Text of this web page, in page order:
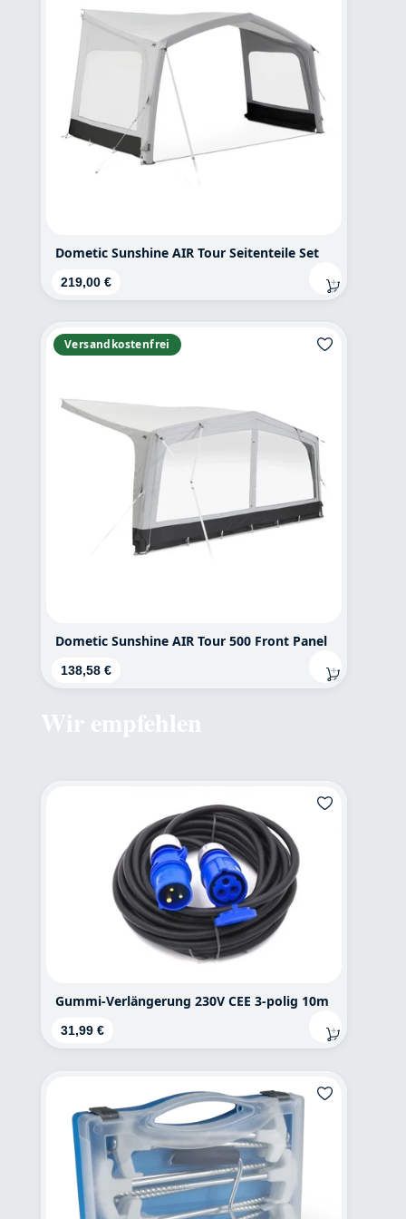
Dometic Sunshine AIR Tour Seitenteile Set
Regulärer Preis:
219,00 €
Versandkostenfrei
Dometic Sunshine AIR Tour 500 Front Panel
Regulärer Preis:
138,58 €
Produktgalerie überspringen
Wir empfehlen
Gummi-Verlängerung 230V CEE 3-polig 10m
Regulärer Preis:
31,99 €